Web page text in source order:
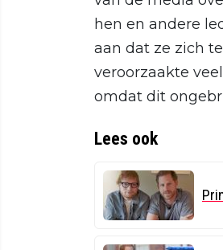
hen en andere
aan dat ze zich
veroorzaakte
omdat dit
Lees ook